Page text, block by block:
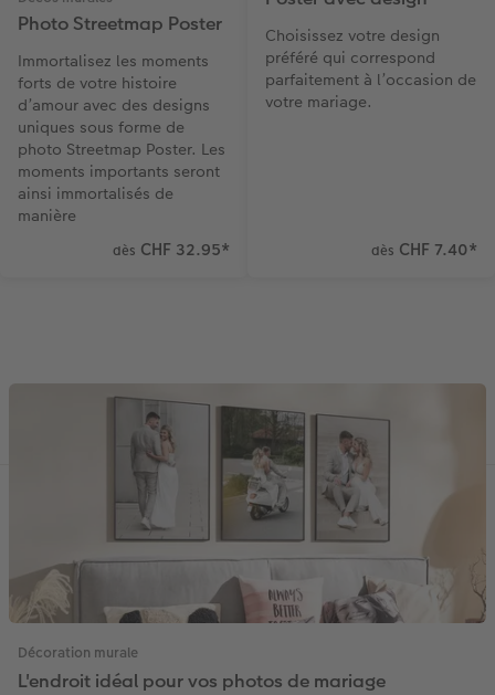
Photo Streetmap Poster
Immortalisez les moments
forts de votre histoire
d’amour avec des designs
uniques sous forme de
photo Streetmap Poster. Les
moments importants seront
ainsi immortalisés de
manière
dès CHF 32.95*
Choisissez votre design
préféré qui correspond
parfaitement à l’occasion de
votre mariage.
dès CHF 7.40*
Décoration murale
L'endroit idéal pour vos photos de mariage